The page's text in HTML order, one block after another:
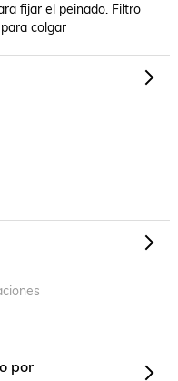
fijar el peinado. Filtro
colgar
por